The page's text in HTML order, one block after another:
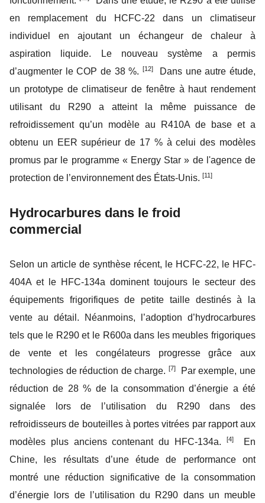
en remplacement du HCFC-22 dans un climatiseur
individuel en ajoutant un échangeur de chaleur à
aspiration liquide. Le nouveau système a permis
d’augmenter le COP de 38 %. [12]Dans une autre étude,
un prototype de climatiseur de fenêtre à haut rendement
utilisant du R290 a atteint la même puissance de
refroidissement qu’un modèle au R410A de base et a
obtenu un EER supérieur de 17 % à celui des modèles
promus par le programme « Energy Star » de l'agence de
protection de l’environnement des États-Unis. [11]
Hydrocarbures dans le froid
commercial
Selon un article de synthèse récent, le HCFC-22, le HFC-
404A et le HFC-134a dominent toujours le secteur des
équipements frigorifiques de petite taille destinés à la
vente au détail. Néanmoins, l’adoption d’hydrocarbures
tels que le R290 et le R600a dans les meubles frigoriques
de vente et les congélateurs progresse grâce aux
technologies de réduction de charge. [7]Par exemple, une
réduction de 28 % de la consommation d’énergie a été
signalée lors de l’utilisation du R290 dans des
refroidisseurs de bouteilles à portes vitrées par rapport aux
modèles plus anciens contenant du HFC-134a.
[4]En
Chine, les résultats d’une étude de performance ont
montré une réduction significative de la consommation
d’énergie lors de l’utilisation du R290 dans un meuble